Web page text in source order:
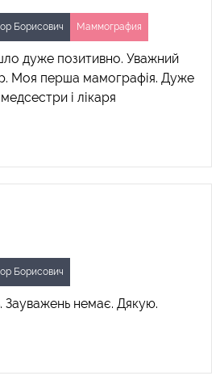
Борисович Маммография
дуже позитивно. Уважний
Моя перша мамографія. Дуже
і лікаря
Борисович
Зауважень немає. Дякую.